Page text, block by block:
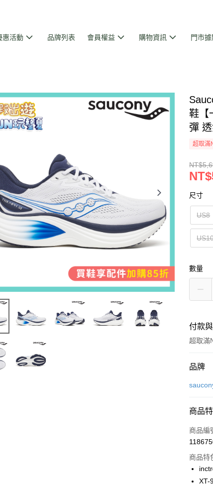
惠活動 品牌列表 會員權益 購物資訊 門市
鞋【
彈
超取滿
尺寸
US8
數量
付款
超取滿
付款方
信用卡
Apple
街口支
品牌
商品
商品編
商品特
XT-